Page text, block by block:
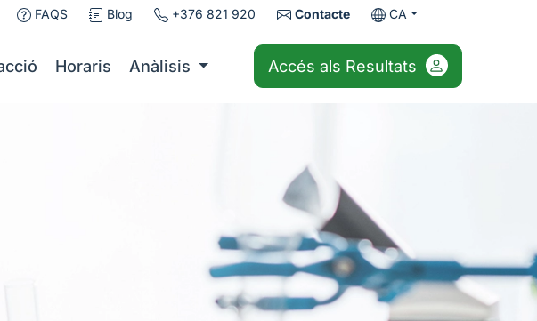
FAQS Blog +376 821 920 Contacte CA
Horaris Anàlisis Accés als Resultats